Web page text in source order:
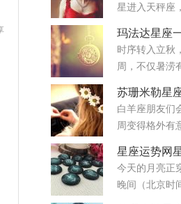
星进入天秤座
协议和情感公平上。你开始
感觉是单向的，哪些地方真正
求你停止满足
玛法达星座
时序转入立秋
周，不仅暑涝
子座与火星转进巨蟹座三大星
向，从国际到社会的集体潜意
实，又难免高调主观的矛盾循
苏珊米勒星
白羊座朋友们
周变得格外有
富有表现力的区域，你的爱情
论你是单身还是正处于幸福的
花都在绽放。未来几天，
星座运势网
今天的月亮正
晚间（北京时